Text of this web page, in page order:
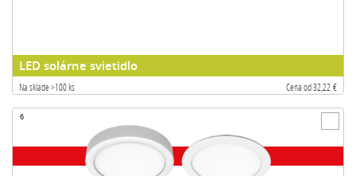
LED solárne svietidlo
Na sklade >100 ks Cena od 32,22 €
6